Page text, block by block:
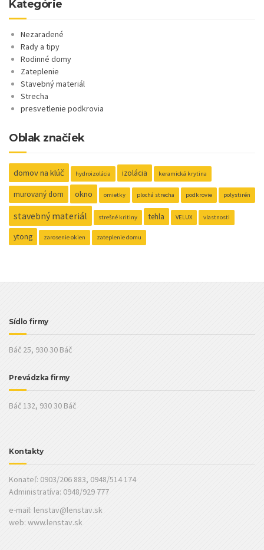
Kategórie
Nezaradené
Rady a tipy
Rodinné domy
Zateplenie
Stavebný materiál
Strecha
presvetlenie podkrovia
Oblak značiek
domov na klúč hydroizolácia izolácia keramická krytina
murovaný dom okno omietky plochá strecha podkrovie polystirén
stavebný materiál strešné kritiny tehla VELUX vlastnosti
ytong zarosenie okien zateplenie domu
Sídlo firmy
Báč 25, 930 30 Báč
Prevádzka firmy
Báč 132, 930 30 Báč
Kontakty
Konateľ: 0903/206 883, 0948/514 174
Administratíva: 0948/929 777
e-mail: lenstav@lenstav.sk
web: www.lenstav.sk